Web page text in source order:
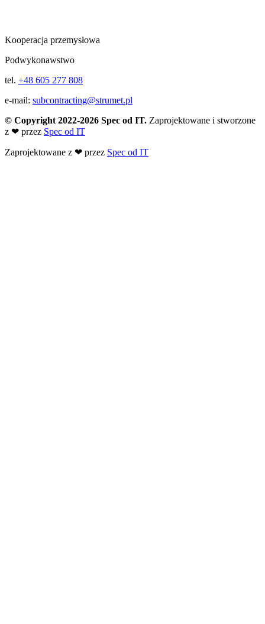
Kooperacja przemysłowa
Podwykonawstwo
tel. +48 605 277 808
e-mail: subcontracting@strumet.pl
© Copyright 2022-2026 Spec od IT. Zaprojektowane i stworzone
z ❤ przez Spec od IT
Zaprojektowane z ❤ przez Spec od IT